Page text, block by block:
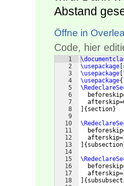
Abstand
Öffne in
Code, hier
1
2
3
4
5
6
7
8
9
10
11
12
13
14
15
16
17
18
\usepackage
\usepackage
\usepackage{
{ section}
{ subsection
{